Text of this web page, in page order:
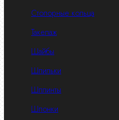
Стопорные кольца
Такелаж
Шайбы
Шпильки
Шплинты
Шпонки